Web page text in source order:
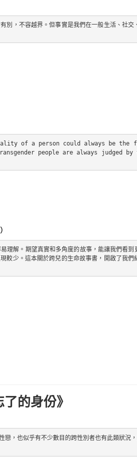
別，不容越界。但事實是我們在一般生活、社交
of a person could always be the
people are always judged
理解。期望真實和多角度的故事，能讓我們看到
較少。這本關於跨兒的生命故事書，開啟了我們
的身份》
，也似乎有不少數目的跨性別者也有此類狀況